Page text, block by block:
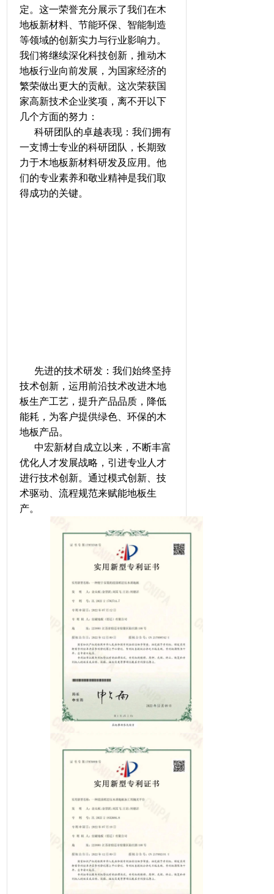
定。这一荣誉充分展示了我们在木
地板新材料、节能环保、智能制造
等领域的创新实力与行业影响力。
我们将继续深化科技创新，推动木
地板行业向前发展，为国家经济的
繁荣做出更大的贡献。这次荣获国
家高新技术企业奖项，离不开以下
几个方面的努力：
科研团队的卓越表现：我们拥有
一支博士专业的科研团队，长期致
力于木地板新材料研发及应用。他
们的专业素养和敬业精神是我们取
得成功的关键。
先进的技术研发：我们始终坚持
技术创新，运用前沿技术改进木地
板生产工艺，提升产品品质，降低
能耗，为客户提供绿色、环保的木
地板产品。
中宏新材自成立以来，不断丰富
优化人才发展战略，引进专业人才
进行技术创新。通过模式创新、技
术驱动、流程规范来赋能地板生
产。